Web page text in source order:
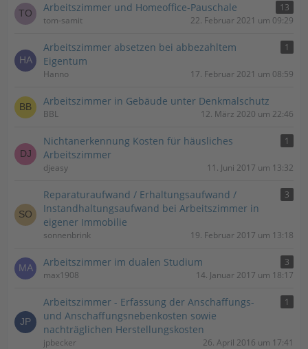
Arbeitszimmer und Homeoffice-Pauschale
13
tom-samit
22. Februar 2021 um 09:29
Arbeitszimmer absetzen bei abbezahltem
Eigentum
1
Hanno 17. Februar 2021 um 08:59
Arbeitszimmer in Gebäude unter Denkmalschutz
BBL 12. März 2020 um 22:46
Nichtanerkennung Kosten für häusliches
Arbeitszimmer
1
djeasy 11. Juni 2017 um 13:32
Reparaturaufwand / Erhaltungsaufwand /
Instandhaltungsaufwand bei Arbeitszimmer in
eigener Immobilie
3
sonnenbrink 19. Februar 2017 um 13:18
Arbeitszimmer im dualen Studium
3
max1908
14. Januar 2017 um 18:17
Arbeitszimmer - Erfassung der Anschaffungs-
und Anschaffungsnebenkosten sowie
nachträglichen Herstellungskosten
1
jpbecker 26. April 2016 um 17:41